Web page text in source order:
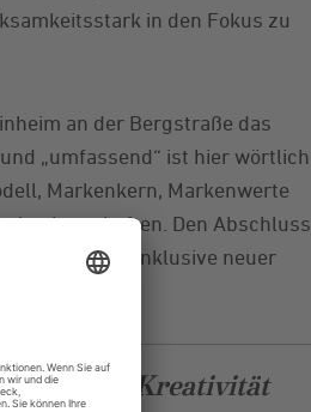
in den Fokus zu
an der Bergstraße das
„umfassend“ ist hier wörtlich
Markenkern, Markenwerte
Den Abschluss
wird – inklusive neuer
how mit Kreativität